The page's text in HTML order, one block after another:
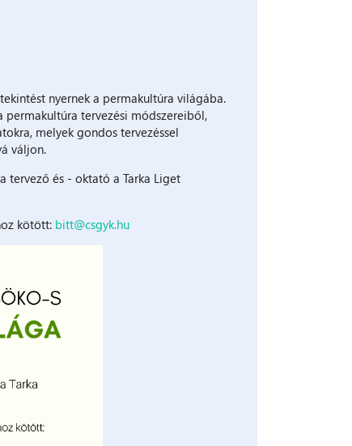
nyernek a permakultúra világába.
tervezési módszereiből,
melyek gondos tervezéssel
váljon.
tervező és - oktató a Tarka Liget
kötött: bitt@csgyk.hu